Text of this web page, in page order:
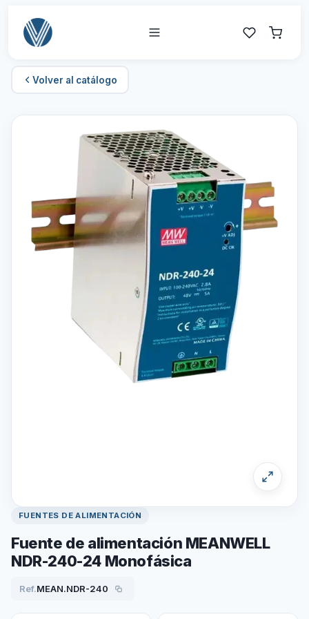
Volver al catálogo
FUENTES DE ALIMENTACIÓN
Fuente de alimentación MEANWELL
NDR-240-24 Monofásica
Ref.MEAN.NDR-240